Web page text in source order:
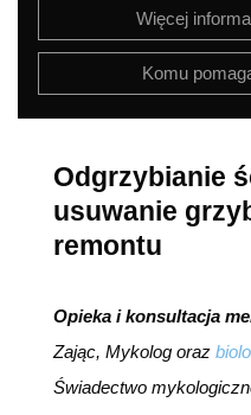
Więcej
Komu
Odgrzybianie
usuwanie
remontu
Opieka i konsultacja
Zając, Mykolog oraz
Świadectwo